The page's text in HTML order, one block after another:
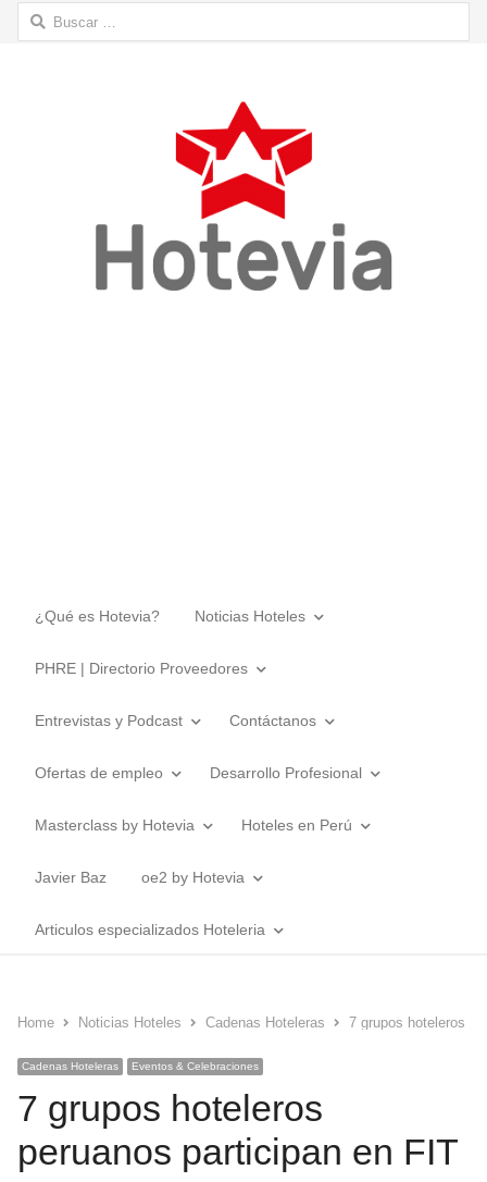
Buscar:
¿Qué es Hotevia? Noticias Hoteles
PHRE | Directorio Proveedores
Entrevistas y Podcast Contáctanos
Ofertas de empleo Desarrollo Profesional
Masterclass by Hotevia Hoteles en Perú
Javier Baz oe2 by Hotevia
Articulos especializados Hoteleria
Home Noticias Hoteles Cadenas Hoteleras 7 grupos hoteleros
Cadenas Hoteleras Eventos & Celebraciones
7 grupos hoteleros
peruanos participan en FIT